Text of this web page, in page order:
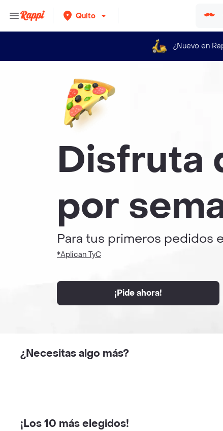
Quito
¿Nuevo en
Disfruta
por
Para tus primeros pedidos
*Aplican TyC
¡Pide ahora!
¿Necesitas algo más?
¡Los 10 más elegidos!